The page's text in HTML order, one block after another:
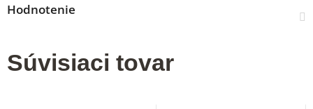
Hodnotenie
Súvisiaci tovar